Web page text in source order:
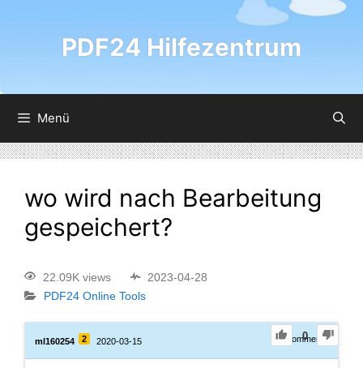
PDF24 Hilfezentrum
Menü
wo wird nach Bearbeitung
gespeichert?
22.09K views
2023-04-28
PDF24 Online Tools
0
ml160254 2 2020-03-15 0Comments